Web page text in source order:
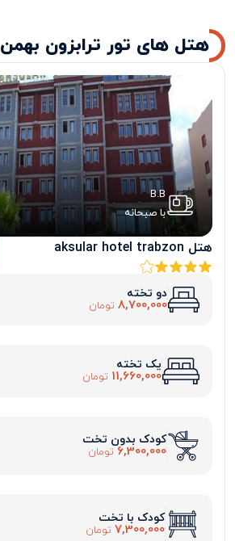
هتل های تور ترابزون بهمن
B.B
با صبحانه
هتل aksular hotel trabzon
دو تخته
8,700,000 تومان
یک تخته
11,660,000 تومان
کودک بدون تخت
6,300,000 تومان
کودک با تخت
7,300,000 تومان